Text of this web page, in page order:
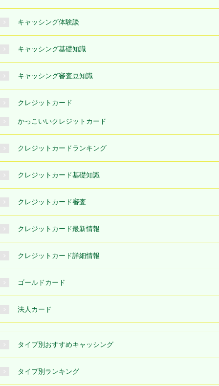
キャッシング体験談
キャッシング基礎知識
キャッシング審査豆知識
クレジットカード
かっこいいクレジットカード
クレジットカードランキング
クレジットカード基礎知識
クレジットカード審査
クレジットカード最新情報
クレジットカード詳細情報
ゴールドカード
法人カード
タイプ別おすすめキャッシング
タイプ別ランキング